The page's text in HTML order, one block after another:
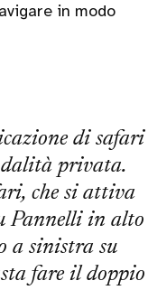
in modo
di safari
privata.
che si attiva
Pannelli in alto
a sinistra su
fare il doppio